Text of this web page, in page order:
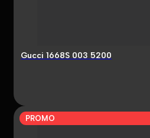
Gucci 1668S 003 5200
PROMO